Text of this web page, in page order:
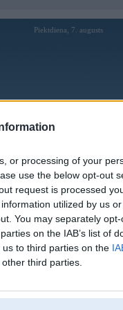
or processing of your
use the below opt-out
request is processed
utilized by us
You may separately
on the IAB’s list of
to third parties on the
third parties.
Piektdiena, 7. augusts
Lietotāji
Pievienota
09. Dec 2008
16. Oct 2008
24. Sep 2008
08. Aug 2008
13. Jun 2008